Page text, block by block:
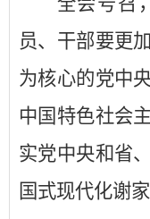
员、干部要更
为核心的党中
中国特色社会
实党中央和省
国式现代化谢家